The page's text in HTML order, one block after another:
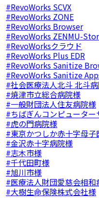
RevoWorks SCVX
RevoWorks ZONE
RevoWorks Browser
RevoWorks ZENMU-
RevoWorksクラウド
RevoWorks Plus EDR
RevoWorks Sanitize
RevoWorks Sanitize
社会医療法人北斗 北斗
焼津市立総合病院様
一般財団法人住友病院様
ちばぎんコンピュータ
虎の門病院様
東京かつしか赤十字母
金沢赤十字病院様
志木市様
千代田町様
旭川市様
医療法人財団愛慈会相和
大樹生命保険株式会社様